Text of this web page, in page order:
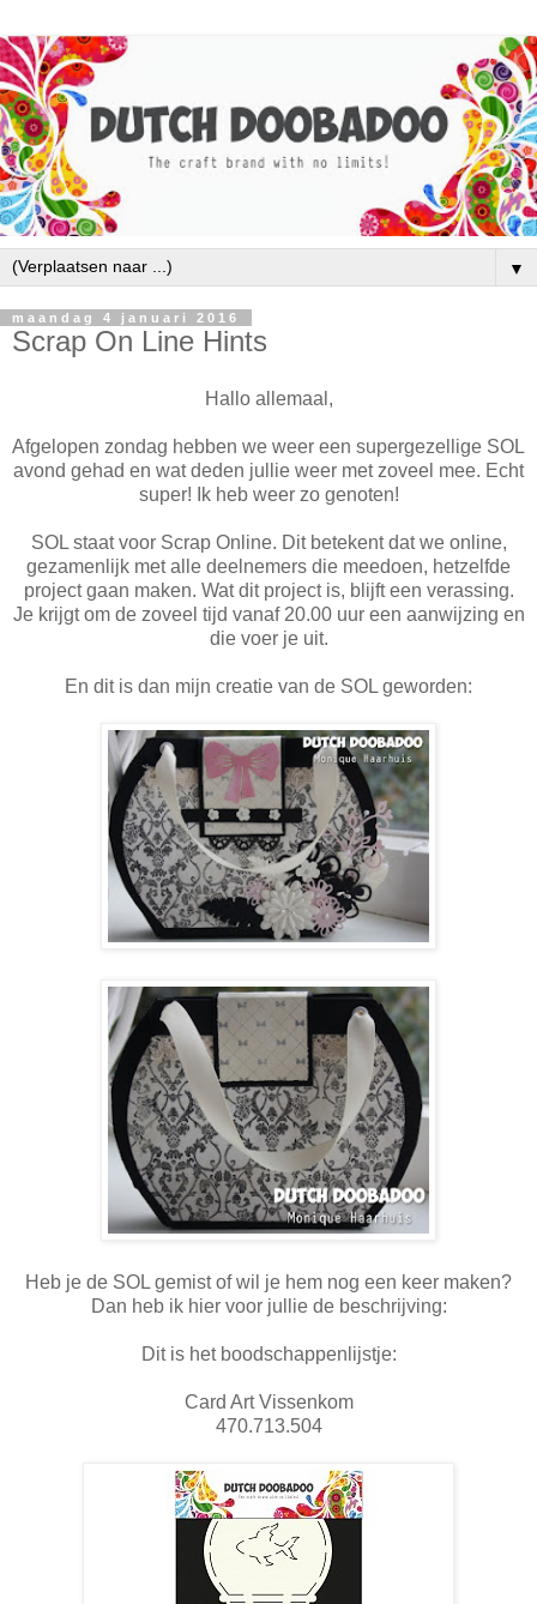
▼
maandag 4 januari 2016
Scrap On Line Hints
Hallo allemaal,
Afgelopen zondag hebben we weer een supergezellige SOL
avond gehad en wat deden jullie weer met zoveel mee. Echt
super! Ik heb weer zo genoten!
SOL staat voor Scrap Online. Dit betekent dat we online,
gezamenlijk met alle deelnemers die meedoen, hetzelfde
project gaan maken. Wat dit project is, blijft een verassing.
Je krijgt om de zoveel tijd vanaf 20.00 uur een aanwijzing en
die voer je uit.
En dit is dan mijn creatie van de SOL geworden:
Heb je de SOL gemist of wil je hem nog een keer maken?
Dan heb ik hier voor jullie de beschrijving:
Dit is het boodschappenlijstje:
Card Art Vissenkom
470.713.504